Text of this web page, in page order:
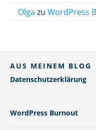
Olga zu WordPress
AUS MEINEM BLOG
Datenschutzerklärung
WordPress Burnout